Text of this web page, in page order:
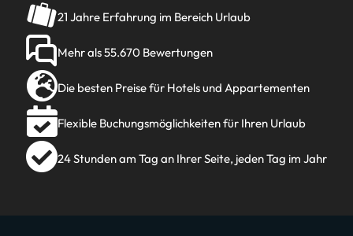
21 Jahre Erfahrung im Bereich Urlaub
Mehr als 55.670 Bewertungen
Die besten Preise für Hotels und Appartementen
Flexible Buchungsmöglichkeiten für Ihren Urlaub
24 Stunden am Tag an Ihrer Seite, jeden Tag im Jahr